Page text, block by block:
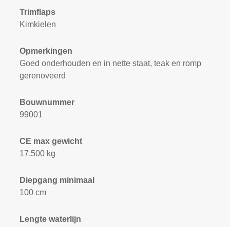
Trimflaps
Kimkielen
Opmerkingen
Goed onderhouden en in nette staat, teak en romp
gerenoveerd
Bouwnummer
99001
CE max gewicht
17.500 kg
Diepgang minimaal
100 cm
Lengte waterlijn